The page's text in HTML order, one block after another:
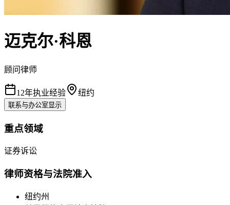
迈克尔·科恩
顾问律师
12年执业经验 纽约
联系与办公室显示
重点领域
证券诉讼
律师资格与法院准入
纽约州